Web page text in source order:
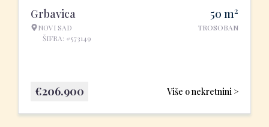
Grbavica
NOVI SAD
ŠIFRA: #573149
50 m2
TROSOBAN
Više o nekretnini >
€206.900